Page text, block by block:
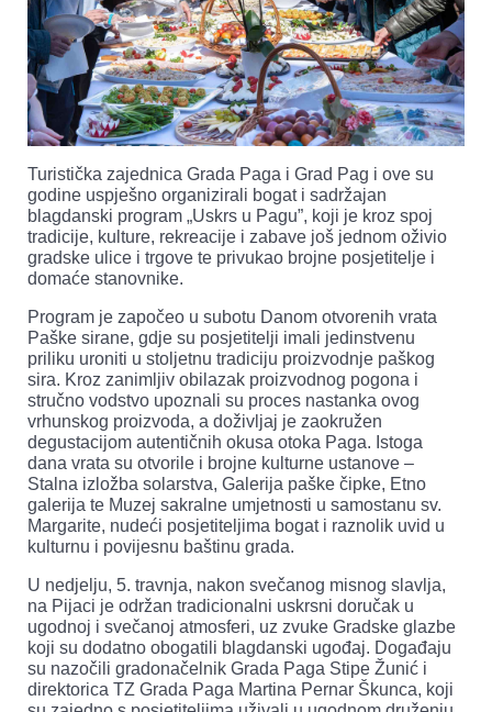
Turistička zajednica Grada Paga i Grad Pag i ove su
godine uspješno organizirali bogat i sadržajan
blagdanski program „Uskrs u Pagu”, koji je kroz spoj
tradicije, kulture, rekreacije i zabave još jednom oživio
gradske ulice i trgove te privukao brojne posjetitelje i
domaće stanovnike.
Program je započeo u subotu Danom otvorenih vrata
Paške sirane, gdje su posjetitelji imali jedinstvenu
priliku uroniti u stoljetnu tradiciju proizvodnje paškog
sira. Kroz zanimljiv obilazak proizvodnog pogona i
stručno vodstvo upoznali su proces nastanka ovog
vrhunskog proizvoda, a doživljaj je zaokružen
degustacijom autentičnih okusa otoka Paga. Istoga
dana vrata su otvorile i brojne kulturne ustanove –
Stalna izložba solarstva, Galerija paške čipke, Etno
galerija te Muzej sakralne umjetnosti u samostanu sv.
Margarite, nudeći posjetiteljima bogat i raznolik uvid u
kulturnu i povijesnu baštinu grada.
U nedjelju, 5. travnja, nakon svečanog misnog slavlja,
na Pijaci je održan tradicionalni uskrsni doručak u
ugodnoj i svečanoj atmosferi, uz zvuke Gradske glazbe
koji su dodatno obogatili blagdanski ugođaj. Događaju
su nazočili gradonačelnik Grada Paga Stipe Žunić i
direktorica TZ Grada Paga Martina Pernar Škunca, koji